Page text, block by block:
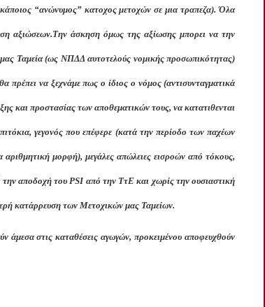
κάποιος “ανώνυμος” κατοχος μετοχών σε μια τραπεζα). Όλα
αξιώσεων.Την άσκηση όμως της αξίωσης μπορει να την
Ταμεία (ως ΝΠΔΔ αυτοτελούς νομικής προσωπικότητας)
να ξεχνάμε πως ο ίδιος ο νόμος (αντισυνταγματικά
και προστασίας των αποθεματικών τους, να κατατιθενται
γεγονός που επέφερε (κατά την περίοδο των παχέων
μορφή), μεγάλες απώλειες εισροών από τόκους,
αποδοχή του PSI από την ΤτΕ και χωρίς την ουσιαστική
κατάρρευση των Μετοχικών μας Ταμείων.
άμεσα στις καταθέσεις αγωγών, προκειμένου αποφευχθούν